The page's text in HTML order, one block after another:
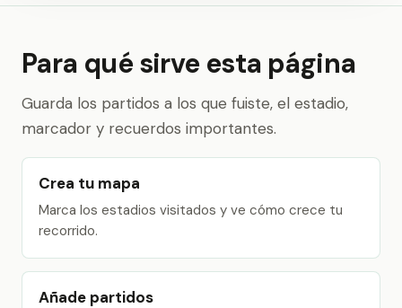
Para qué sirve esta página
Guarda los partidos a los que fuiste, el estadio,
marcador y recuerdos importantes.
Crea tu mapa
Marca los estadios visitados y ve cómo crece tu
recorrido.
Añade partidos